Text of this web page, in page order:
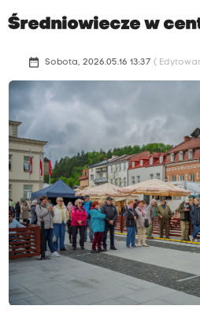
Średniowiecze w
date_range Sobota, 2026.05.16 13:37 (